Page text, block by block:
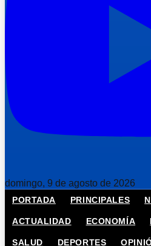
domingo, 9 de agosto de 2026
PORTADA PRINCIPALES
ACTUALIDAD ECONOMÍA
SALUD DEPORTES